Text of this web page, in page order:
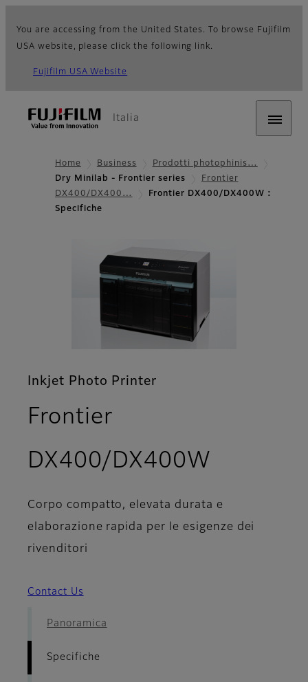
You are accessing from the United States. To browse Fujifilm
USA website, please click the following link.
Fujifilm USA Website
Italia
Home Business
Prodotti photophinis…
Dry Minilab - Frontier series
Frontier
DX400/DX400…
Frontier DX400/DX400W :
Specifiche
Inkjet Photo Printer
Frontier
DX400/DX400W
Corpo compatto, elevata durata e
elaborazione rapida per le esigenze dei
rivenditori
Contact Us
Panoramica
Specifiche